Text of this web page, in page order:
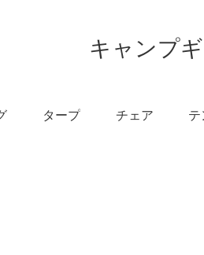
キャンプ
タープ チェア テ